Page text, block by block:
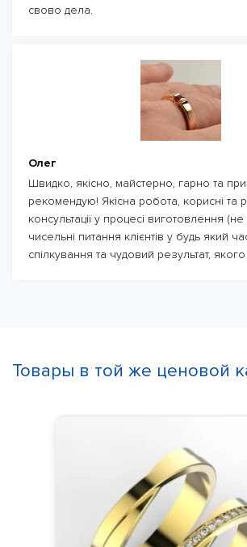
свово дела.
Олег
Швидко, якісно, майстерно, гарно та
рекомендую! Якісна робота, корисні та
консультації у процесі виготовлення
чисельні питання клієнтів у будь який
спілкування та чудовий результат, якого
Товары в той же ценовой